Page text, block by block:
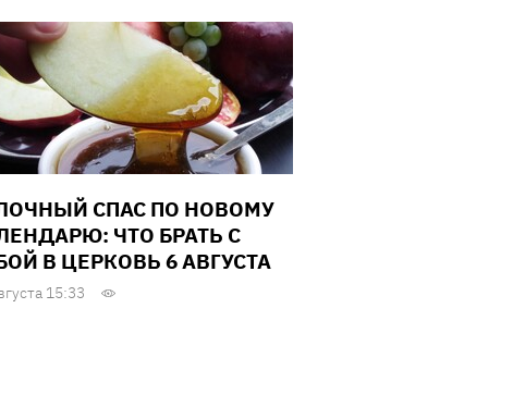
СПАС ПО НОВОМУ
ЧТО БРАТЬ С
В ЦЕРКОВЬ 6 АВГУСТА
15:33